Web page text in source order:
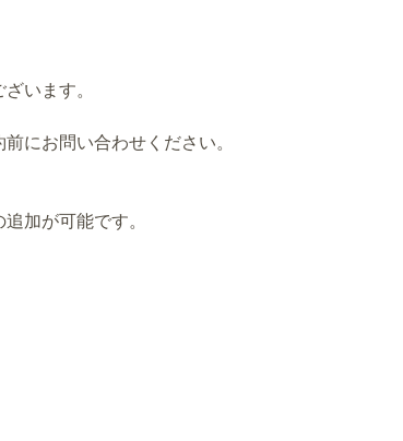
います。
にお問い合わせください。
加が可能です。